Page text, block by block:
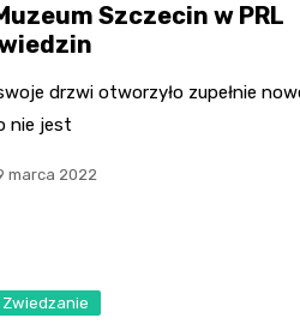
Szczecin w PRL
drzwi otworzyło zupełnie
nie jest
marca 2022
Zwiedzanie